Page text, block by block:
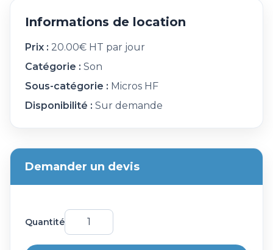
Informations de location
Prix : 20.00€ HT par jour
Catégorie : Son
Sous-catégorie : Micros HF
Disponibilité : Sur demande
Demander un devis
Quantité